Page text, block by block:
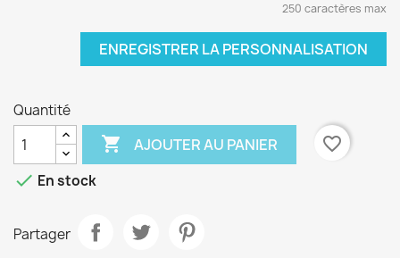
250 caractères max
ENREGISTRER LA PERSONNALISATION
Quantité
 AJOUTER AU PANIER
favorite_border
 En stock
Partager